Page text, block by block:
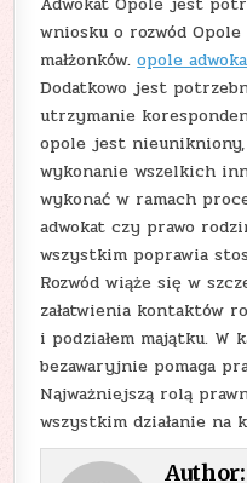
wniosku o rozwód
małżonków.opole
Dodatkowo jest
utrzymanie
opole jest
wykonanie wszelkich
wykonać w ramach
adwokat czy prawo
wszystkim poprawia
Rozwód wiąże się w
załatwienia kontaktów
i podziałem majątku. W
bezawaryjnie pomaga
Najważniejszą rolą
wszystkim działanie na